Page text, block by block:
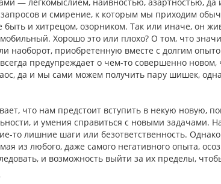
и смирение, к которым мы приходим
быть и хитрецом, озорником. Так или иначе, он
Хорошо это или плохо? О том, что
наоборот, приобретенную вместе с долгим
предупреждает о чем-то совершенно новом,
да и мы сами можем получить пару шишек,
что нам предстоит вступить в некую новую,
и умения справиться с новыми задачами.
то лишние шаги или безответственность.
из любого, даже самого негативного опыта,
и возможность выйти за их пределы,